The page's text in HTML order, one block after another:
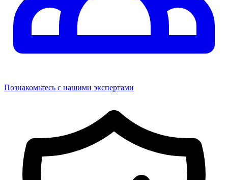
Познакомьтесь с нашими экспертами